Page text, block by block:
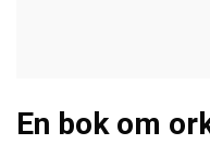
En bok om